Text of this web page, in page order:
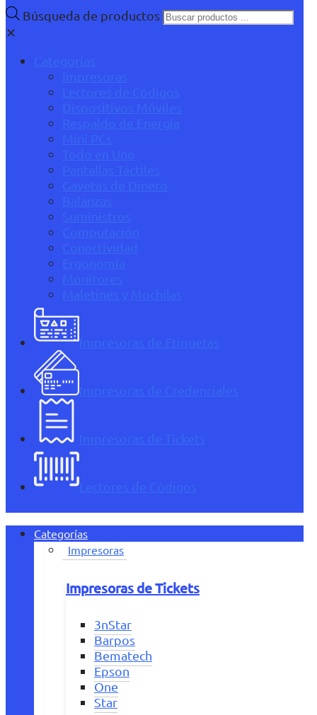
Búsqueda de productos
✕
Categorías
Impresoras
Lectores de Códigos
Dispositivos Móviles
Respaldo de Energía
Mini PCs
Todo en Uno
Pantallas Táctiles
Gavetas de Dinero
Balanzas
Suministros
Computación
Conectividad
Ergonomía
Monitores
Maletines y Mochilas
Impresoras de Etiquetas
Impresoras de Credenciales
Impresoras de Tickets
Lectores de Códigos
Categorías
Impresoras
Impresoras de Tickets
3nStar
Barpos
Bematech
Epson
One
Star